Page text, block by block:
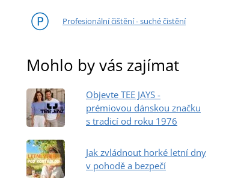
Profesionální čištění - suché čistění
Mohlo by vás zajímat
Objevte TEE JAYS -
prémiovou dánskou značku
s tradicí od roku 1976
Jak zvládnout horké letní dny
v pohodě a bezpečí